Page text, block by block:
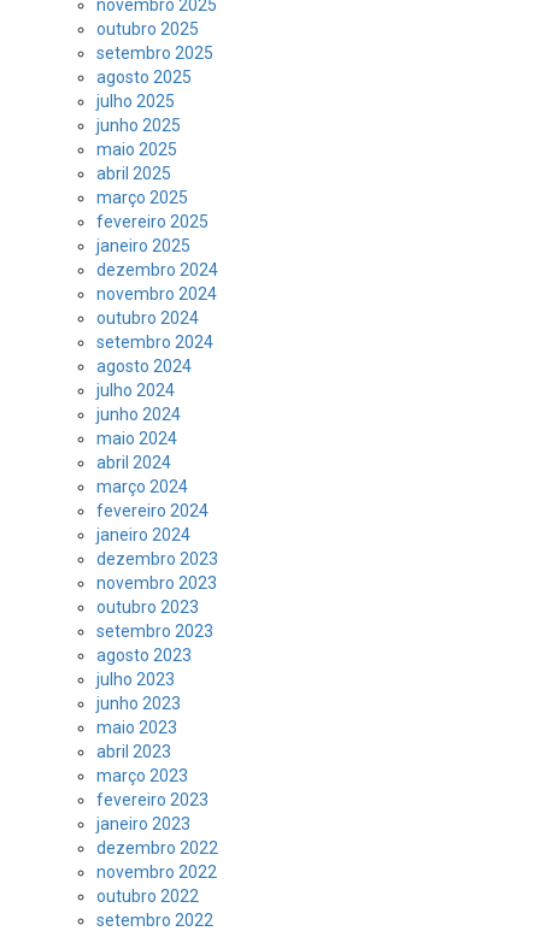
novembro 2025
outubro 2025
setembro 2025
agosto 2025
julho 2025
junho 2025
maio 2025
abril 2025
março 2025
fevereiro 2025
janeiro 2025
dezembro 2024
novembro 2024
outubro 2024
setembro 2024
agosto 2024
julho 2024
junho 2024
maio 2024
abril 2024
março 2024
fevereiro 2024
janeiro 2024
dezembro 2023
novembro 2023
outubro 2023
setembro 2023
agosto 2023
julho 2023
junho 2023
maio 2023
abril 2023
março 2023
fevereiro 2023
janeiro 2023
dezembro 2022
novembro 2022
outubro 2022
setembro 2022